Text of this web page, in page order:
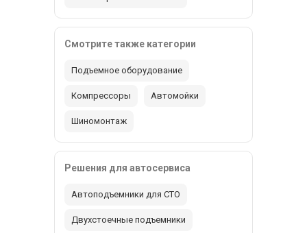
Смотрите также категории
Подъемное оборудование
Компрессоры Автомойки
Шиномонтаж
Решения для автосервиса
Автоподъемники для СТО
Двухстоечные подъемники